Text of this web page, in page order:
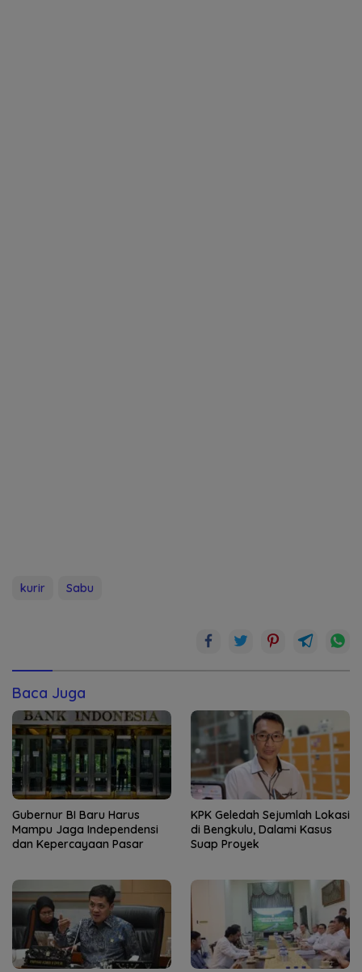
kurir Sabu
Baca Juga
Gubernur BI Baru Harus
Mampu Jaga Independensi
dan Kepercayaan Pasar
KPK Geledah Sejumlah Lokasi
di Bengkulu, Dalami Kasus
Suap Proyek